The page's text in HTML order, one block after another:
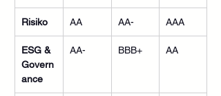
Risiko AA AA- AAA
ESG &
Govern
ance
AA- BBB+ AA